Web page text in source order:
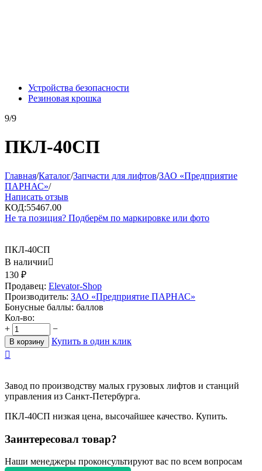
Устройства безопасности
Резиновая крошка
9/9
ПКЛ-40СП
Главная/Каталог/Запчасти для лифтов/ЗАО «Предприятие
ПАРНАС»/
Написать отзыв
КОД:55467.00
Не та позиция? Подберём по маркировке или фото
ПКЛ-40СП
В наличии
130 ₽
Продавец: Elevator-Shop
Производитель: ЗАО «Предприятие ПАРНАС»
Бонусные баллы: баллов
Кол-во:
+
−
В корзину
Купить в один клик

Завод по производству малых грузовых лифтов и станций
управления из Санкт-Петербурга.
ПКЛ-40СП низкая цена, высочайшее качество. Купить.
Заинтересовал товар?
Наши менеджеры проконсультируют вас по всем вопросам